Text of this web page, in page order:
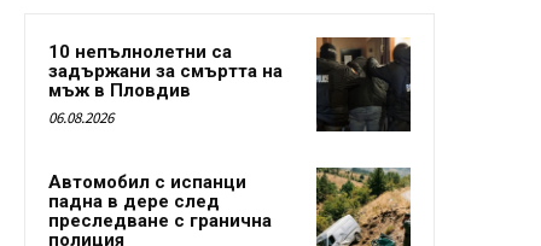
10 непълнолетни са
задържани за смъртта на
мъж в Пловдив
06.08.2026
Автомобил с испанци
падна в дере след
преследване с гранична
полиция